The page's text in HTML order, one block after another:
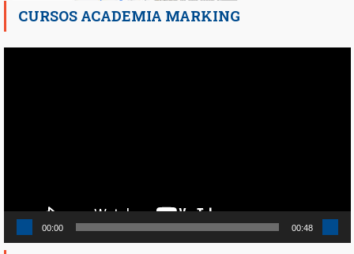
CURSOS ACADEMIA MARKING
00:00 00:48